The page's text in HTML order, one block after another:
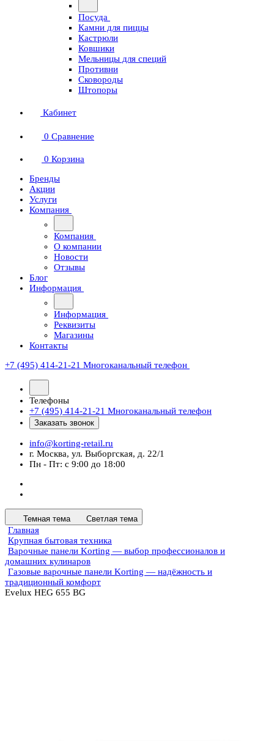
Посуда
Камни для пиццы
Кастрюли
Ковшики
Мельницы для специй
Противни
Сковороды
Штопоры
Кабинет
0 Сравнение
0 Корзина
Бренды
Акции
Услуги
Компания
Компания
О компании
Новости
Отзывы
Блог
Информация
Информация
Реквизиты
Магазины
Контакты
+7 (495) 414-21-21 Многоканальный телефон
Телефоны
+7 (495) 414-21-21 Многоканальный телефон
Заказать звонок
info@korting-retail.ru
г. Москва, ул. Выборгская, д. 22/1
Пн - Пт: с 9:00 до 18:00
Темная тема Светлая тема
Главная
Крупная бытовая техника
Варочные панели Korting — выбор профессионалов и
домашних кулинаров
Газовые варочные панели Korting — надёжность и
традиционный комфорт
Evelux HEG 655 BG